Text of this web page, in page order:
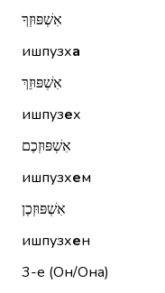
אִשְׁפּוּזְךָ
ишпузха
אִשְׁפּוּזֵךְ
ишпузех
אִשְׁפּוּזְכֶם
ишпузхем
אִשְׁפּוּזְכֶן
ишпузхен
3-е (Он/Она)